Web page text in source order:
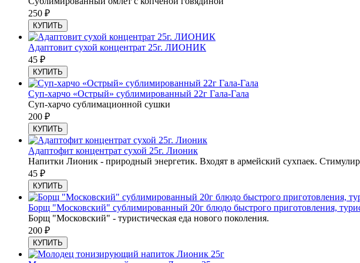
250 ₽
КУПИТЬ
Адаптовит сухой концентрат 25г. ЛИОНИК
45 ₽
КУПИТЬ
Суп-харчо «Острый» сублимированный 22г Гала-Гала
Суп-харчо сублимационной сушки
200 ₽
КУПИТЬ
Адаптофит концентрат сухой 25г. Лионик
Напитки Лионик - природный энергетик. Входят в армейский сухпаек.
45 ₽
КУПИТЬ
Борщ "Московский" сублимированный 20г блюдо быстрого приготовления,
Борщ "Московский" - туристическая еда нового поколения.
200 ₽
КУПИТЬ